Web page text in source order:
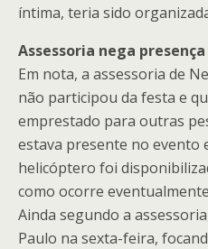
íntima, teria sido
Assessoria nega
Em nota, a assessoria de
não participou da festa e
emprestado para outras
estava presente no evento
helicóptero foi
como ocorre
Ainda segundo a
Paulo na sexta-feira,